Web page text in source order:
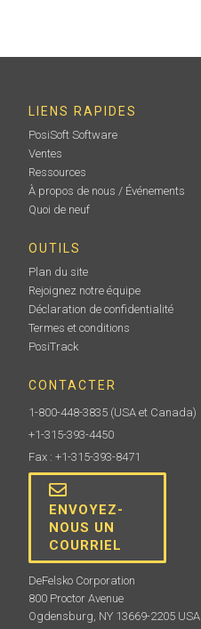
LIENS RAPIDES
PosiSoft Software
Ventes
Ressources
À propos de nous / Événements
Quoi de neuf
OUTILS
Plan du site
Rejoignez notre équipe
Déclaration de confidentialité
Termes et conditions
PosiTrack
CONTACTER
1-800-448-3835 (USA et Canada)
+1-315-393-4450
Fax : +1-315-393-8471
ENVOYEZ-
NOUS UN
COURRIEL
DeFelsko Corporation
800 Proctor Avenue
Ogdensburg, NY 13669-2205 USA